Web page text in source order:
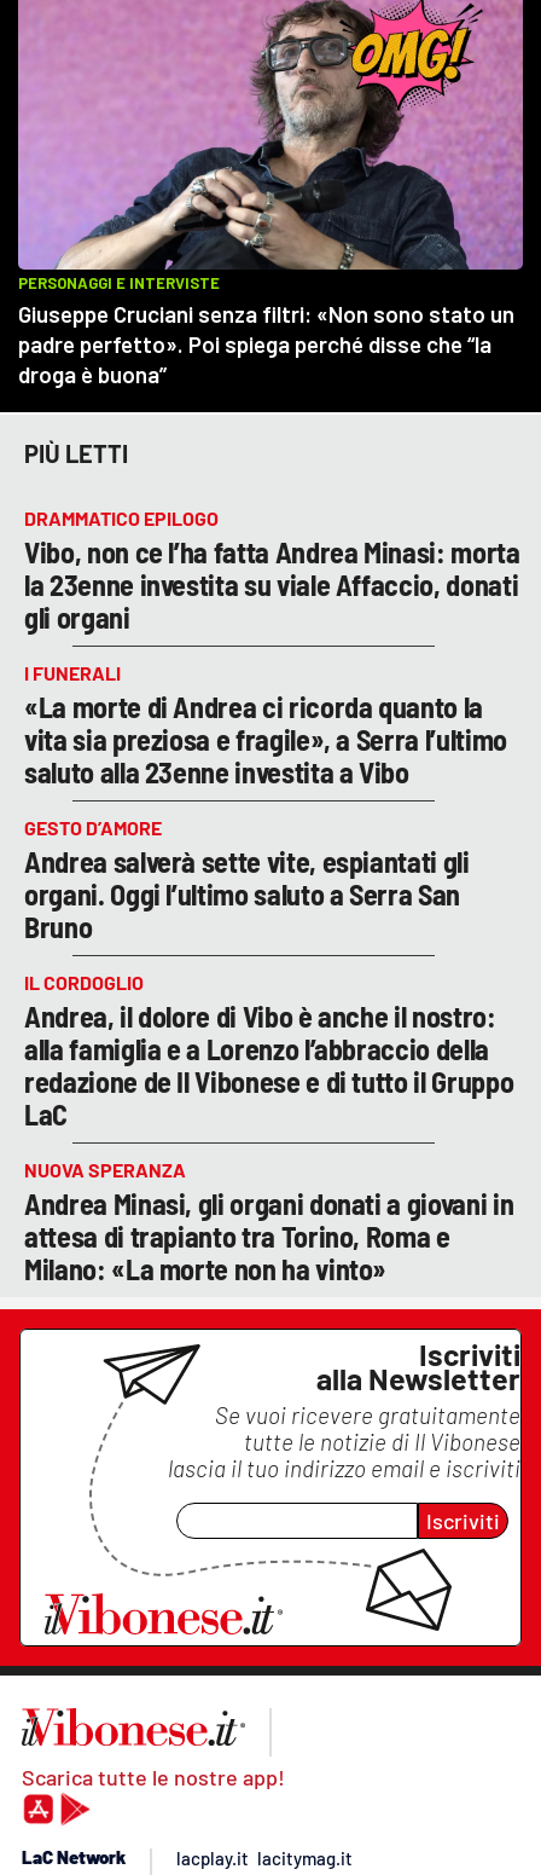
PIÙ LETTI
DRAMMATICO EPILOGO
Vibo, non ce l’ha fatta Andrea Minasi: morta
la 23enne investita su viale Affaccio, donati
gli organi
I FUNERALI
«La morte di Andrea ci ricorda quanto la
vita sia preziosa e fragile», a Serra l’ultimo
saluto alla 23enne investita a Vibo
GESTO D’AMORE
Andrea salverà sette vite, espiantati gli
organi. Oggi l’ultimo saluto a Serra San
Bruno
IL CORDOGLIO
Andrea, il dolore di Vibo è anche il nostro:
alla famiglia e a Lorenzo l’abbraccio della
redazione de Il Vibonese e di tutto il Gruppo
LaC
NUOVA SPERANZA
Andrea Minasi, gli organi donati a giovani in
attesa di trapianto tra Torino, Roma e
Milano: «La morte non ha vinto»
Iscriviti
alla Newsletter
Se vuoi ricevere gratuitamente
tutte le notizie di Il Vibonese
lascia il tuo indirizzo email e iscriviti
Iscriviti
Scarica tutte le nostre app!
LaC Network
lacplay.it lacitymag.it